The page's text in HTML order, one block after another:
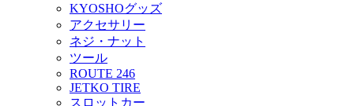
KYOSHOグッズ
アクセサリー
ネジ・ナット
ツール
ROUTE 246
JETKO TIRE
スロットカー